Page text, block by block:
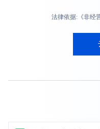
法律依据:《非经